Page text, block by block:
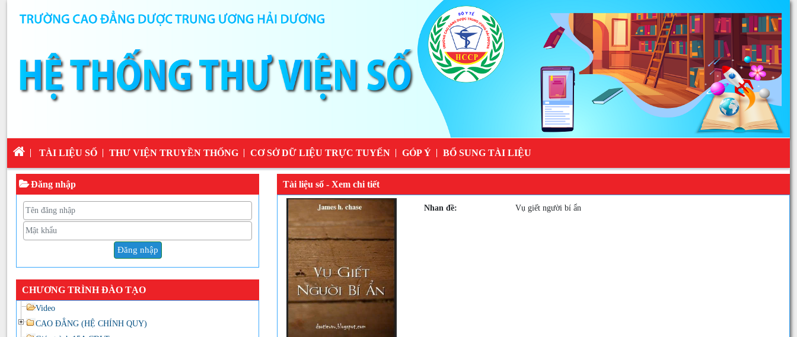
TÀI LIỆU SỐ THƯ VIỆN TRUYỀN THỐNG CƠ SỞ DỮ LIỆU TRỰC TUYẾN GÓP Ý BỔ SUNG TÀI LIỆU
Tài liệu số - Xem chi tiết
Nhan đề: Vụ giết người bí ẩn
Đăng nhập
Đăng nhập
CHƯƠNG TRÌNH ĐÀO TẠO
Video
CAO ĐẲNG (HỆ CHÍNH QUY)